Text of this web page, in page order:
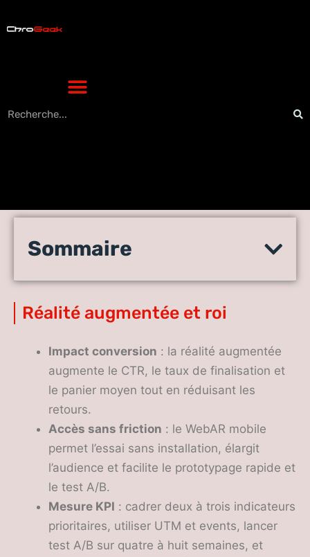
Réalité augmentée : le
votre ROI marketing ?
Sommaire
Réalité augmentée et roi
Impact conversion : la réalité augmentée
augmente le CTR, le taux de finalisation et
le panier moyen tout en réduisant les
retours.
Accès sans friction : le WebAR mobile
permet l’essai sans installation, élargit
l’audience et facilite le prototypage rapide et
le test A/B.
Mesure KPI : cadrer deux à trois indicateurs
prioritaires, utiliser UTM et events, lancer
test A/B sur quatre à huit semaines, et